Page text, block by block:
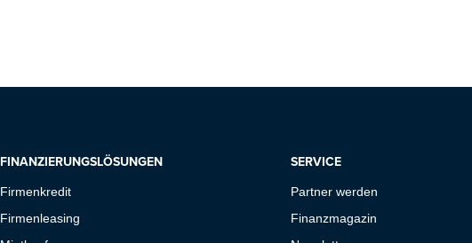
FINANZIERUNGSLÖSUNGEN
Firmenkredit
Firmenleasing
SERVICE
Partner werden
Finanzmagazin